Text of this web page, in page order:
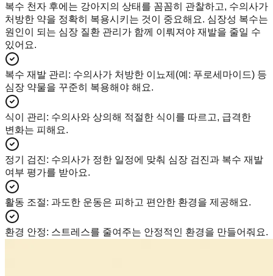
복수 천자 후에는 강아지의 상태를 꼼꼼히 관찰하고, 수의사가
처방한 약을 정확히 복용시키는 것이 중요해요. 심장성 복수는
원인이 되는 심장 질환 관리가 함께 이뤄져야 재발을 줄일 수
있어요.
복수 재발 관리 : 수의사가 처방한 이뇨제(예: 푸로세마이드) 등
심장 약물을 꾸준히 복용해야 해요.
식이 관리 : 수의사와 상의해 적절한 식이를 따르고, 급격한
변화는 피해요.
정기 검진: 수의사가 정한 일정에 맞춰 심장 검진과 복수 재발
여부 평가를 받아요.
활동 조절: 과도한 운동은 피하고 편안한 환경을 제공해요.
환경 안정: 스트레스를 줄여주는 안정적인 환경을 만들어줘요.